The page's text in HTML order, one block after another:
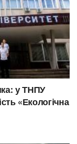
у ТНПУ
«Екологічна